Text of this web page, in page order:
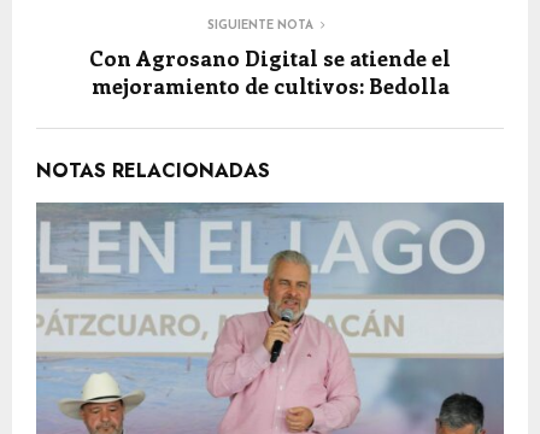
SIGUIENTE NOTA
Con Agrosano Digital se atiende el
mejoramiento de cultivos: Bedolla
NOTAS RELACIONADAS